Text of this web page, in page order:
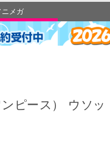
ニメガ
ピース） ウソッ